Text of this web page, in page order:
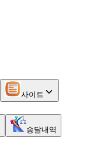
사이트
송달내역